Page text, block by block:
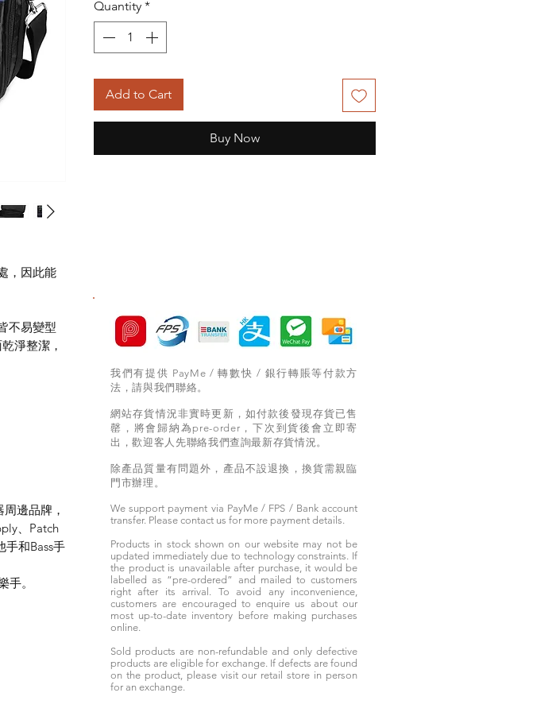
，因此能
不易變型
淨整潔，
邊品牌，
、Patch
和Bass手
手。
Quantity *
Add to Cart
Buy Now
我們有提供 PayMe / 轉數快 / 銀行轉賬等付款方
法，請與我們聯絡。
網站存貨情況非實時更新，如付款後發現存貨已售
罄，將會歸納為pre-order，下次到貨後會立即寄
出，歡迎客人先聯絡我們查詢最新存貨情況。
除產品質量有問題外，產品不設退換，換貨需親臨
門市辦理。
We support payment via PayMe / FPS / Bank account
transfer. Please contact us for more payment details.
Products in stock shown on our website may not be
updated immediately due to technology constraints. If
the product is unavailable after purchase, it would be
labelled as “pre-ordered” and mailed to customers
right after its arrival. To avoid any inconvenience,
customers are encouraged to enquire us about our
most up-to-date inventory before making purchases
online.
Sold products are non-refundable and only defective
products are eligible for exchange. If defects are found
on the product, please visit our retail store in person
for an exchange.